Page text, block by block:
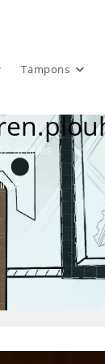
Tampons
articles